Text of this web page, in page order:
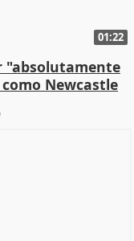
01:22
"absolutamente
Newcastle